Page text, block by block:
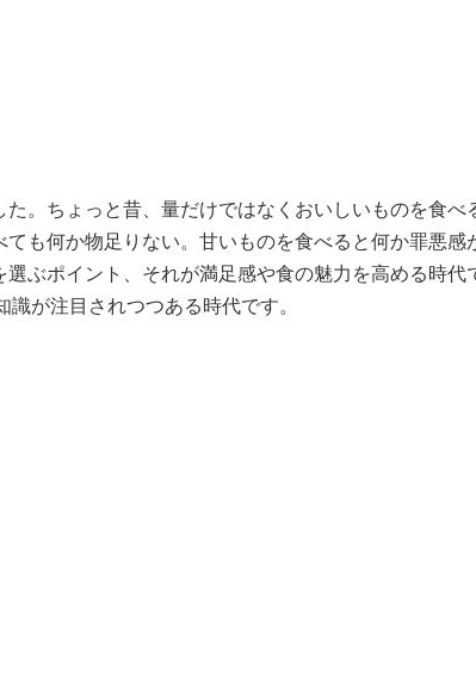
。ちょっと昔、量だけではなくおいしいものを食べ
も何か物足りない。甘いものを食べると何か罪悪感
ぶポイント、それが満足感や食の魅力を高める時代
が注目されつつある時代です。